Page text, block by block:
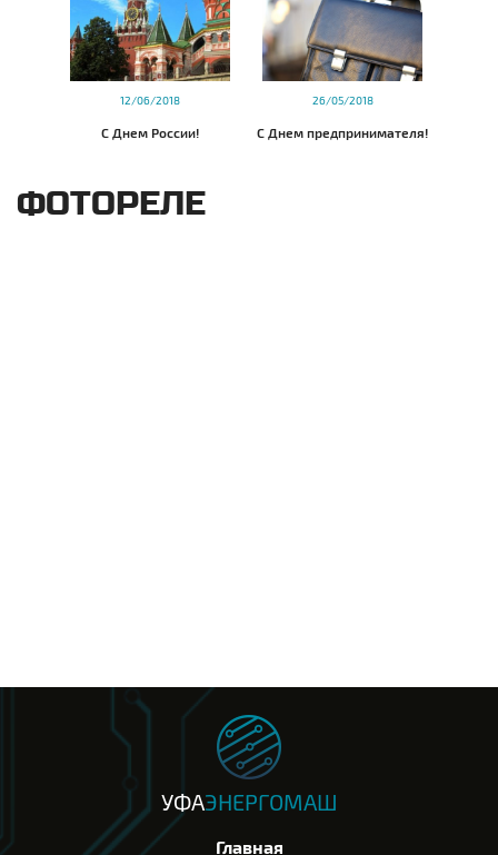
12/06/2018
С Днем России!
26/05/2018
С Днем предпринимателя!
ФОТОРЕЛЕ
УФАЭНЕРГОМАШ
Главная